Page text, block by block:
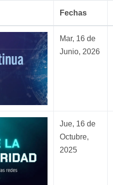
Fechas
Mar, 16 de
Junio, 2026
Jue, 16 de
Octubre,
2025